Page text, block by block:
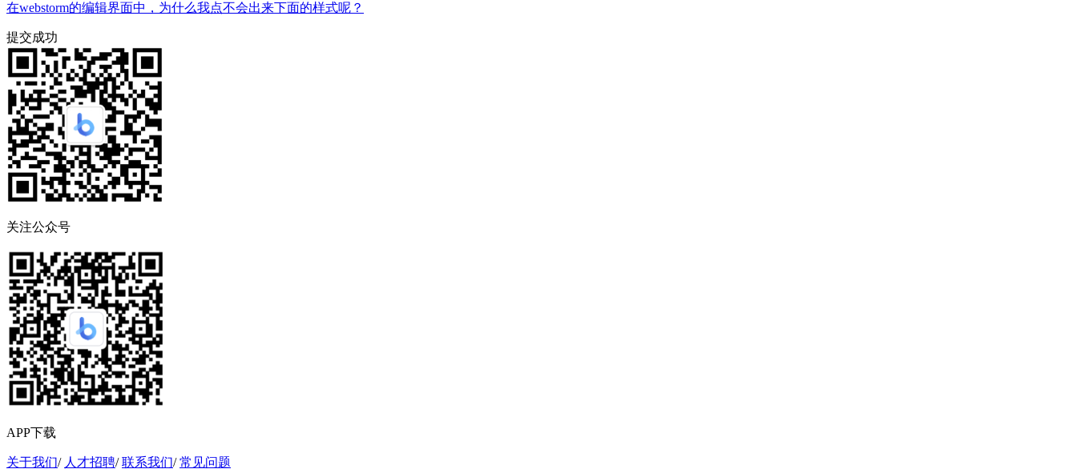
在webstorm的编辑界面中，为什么我点不会出来下面的样式呢？
提交成功
关注公众号
APP下载
关于我们/ 人才招聘/ 联系我们/ 常见问题